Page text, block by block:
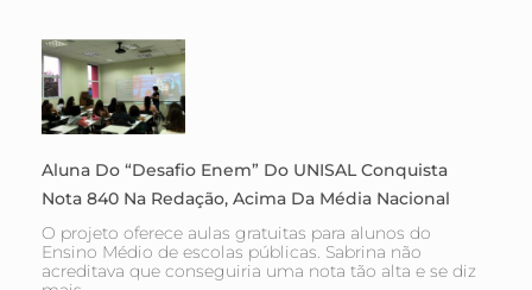
Aluna Do “Desafio Enem” Do UNISAL Conquista
Nota 840 Na Redação, Acima Da Média Nacional
O projeto oferece aulas gratuitas para alunos do
Ensino Médio de escolas públicas. Sabrina não
acreditava que conseguiria uma nota tão alta e se diz